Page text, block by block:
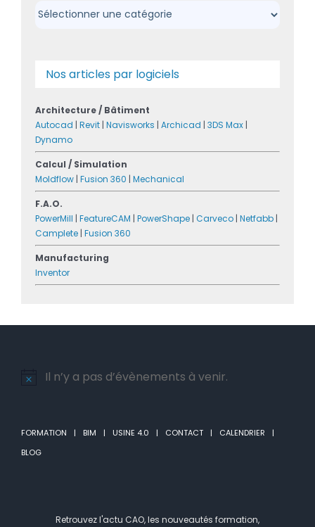
Catégories
Nos articles par logiciels
Architecture / Bâtiment
Autocad | Revit | Navisworks | Archicad | 3DS Max |
Dynamo
Calcul / Simulation
Moldflow | Fusion 360 | Mechanical
F.A.O.
PowerMill | FeatureCAM | PowerShape | Carveco | Netfabb |
Camplete | Fusion 360
Manufacturing
Inventor
Notice
Il n’y a pas d’évènements à venir.
FORMATION BIM USINE 4.0 CONTACT
CALENDRIER
BLOG
Retrouvez l'actu CAO, les nouveautés formation,